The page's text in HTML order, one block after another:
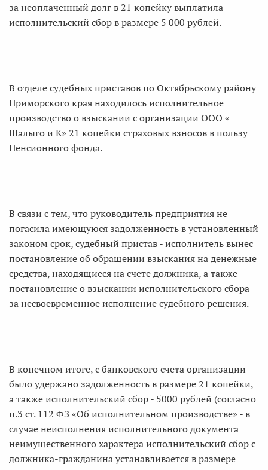
за неоплаченный долг в 21 копейку выплатила
исполнительский сбор в размере 5 000 рублей.
В отделе судебных приставов по Октябрьскому району
Приморского края находилось исполнительное
производство о взыскании с организации ООО «
Шалыго и К» 21 копейки страховых взносов в пользу
Пенсионного фонда.
В связи с тем, что руководитель предприятия не
погасила имеющуюся задолженность в установленный
законом срок, судебный пристав - исполнитель вынес
постановление об обращении взыскания на денежные
средства, находящиеся на счете должника, а также
постановление о взыскании исполнительского сбора
за несвоевременное исполнение судебного решения.
В конечном итоге, с банковского счета организации
было удержано задолженность в размере 21 копейки,
а также исполнительский сбор - 5000 рублей (согласно
п.3 ст. 112 ФЗ «Об исполнительном производстве» - в
случае неисполнения исполнительного документа
неимущественного характера исполнительский сбор с
должника-гражданина устанавливается в размере